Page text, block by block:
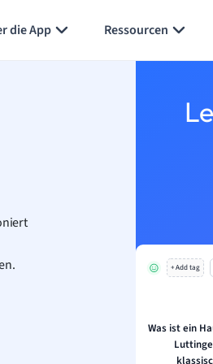
die App Ressourcen
+ Add tag
Was ist ein